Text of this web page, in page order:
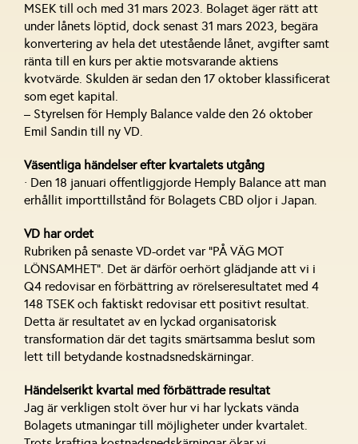
MSEK till och med 31 mars 2023. Bolaget äger rätt att
under lånets löptid, dock senast 31 mars 2023, begära
konvertering av hela det utestående lånet, avgifter samt
ränta till en kurs per aktie motsvarande aktiens
kvotvärde. Skulden är sedan den 17 oktober klassificerat
som eget kapital.
– Styrelsen för Hemply Balance valde den 26 oktober
Emil Sandin till ny VD.
Väsentliga händelser efter kvartalets utgång
· Den 18 januari offentliggjorde Hemply Balance att man
erhållit importtillstånd för Bolagets CBD oljor i Japan.
VD har ordet
Rubriken på senaste VD-ordet var “PÅ VÄG MOT
LÖNSAMHET”. Det är därför oerhört glädjande att vi i
Q4 redovisar en förbättring av rörelseresultatet med 4
148 TSEK och faktiskt redovisar ett positivt resultat.
Detta är resultatet av en lyckad organisatorisk
transformation där det tagits smärtsamma beslut som
lett till betydande kostnadsnedskärningar.
Händelserikt kvartal med förbättrade resultat
Jag är verkligen stolt över hur vi har lyckats vända
Bolagets utmaningar till möjligheter under kvartalet.